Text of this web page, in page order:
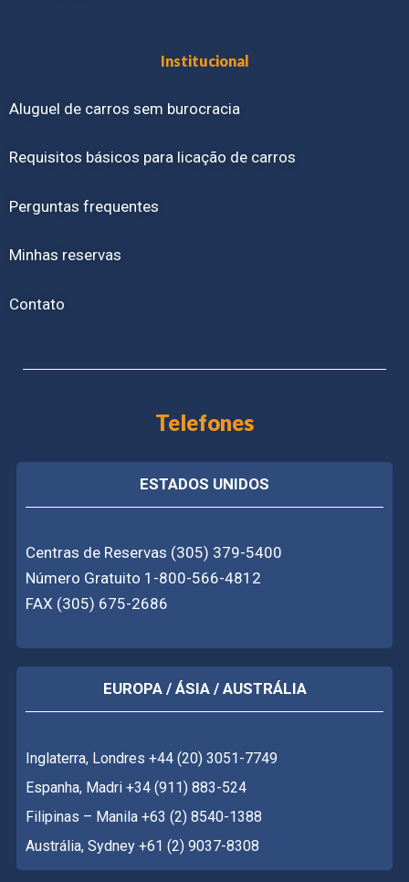
Institucional
Aluguel de carros sem burocracia
Requisitos básicos para licação de carros
Perguntas frequentes
Minhas reservas
Contato
Telefones
ESTADOS UNIDOS
Centras de Reservas (305) 379-5400
Número Gratuito 1-800-566-4812
FAX (305) 675-2686
EUROPA / ÁSIA / AUSTRÁLIA
Inglaterra, Londres +44 (20) 3051-7749
Espanha, Madri +34 (911) 883-524
Filipinas – Manila +63 (2) 8540-1388
Austrália, Sydney +61 (2) 9037-8308